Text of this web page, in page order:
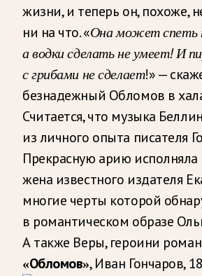
жизни, и теперь он, похоже,
ни на что. «Она может спеть
а водки сделать не умеет!И
с грибами не сделает!» —
безнадежный Обломов в
Считается, что музыка
из личного опыта писателя
Прекрасную арию исполняла
жена известного издателя
многие черты которой
в романтическом образе
А также Веры, героини
«Обломов», Иван Гончаров,